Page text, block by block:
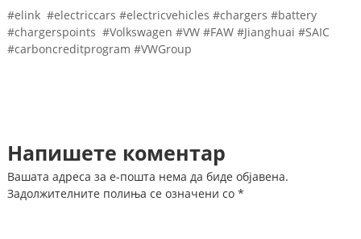
#elink #electriccars #electricvehicles #chargers #battery
#chargerspoints #Volkswagen #VW #FAW #Jianghuai #SAIC
#carboncreditprogram #VWGroup
Напишете коментар
Вашата адреса за е-пошта нема да биде објавена.
Задолжителните полиња се означени со *